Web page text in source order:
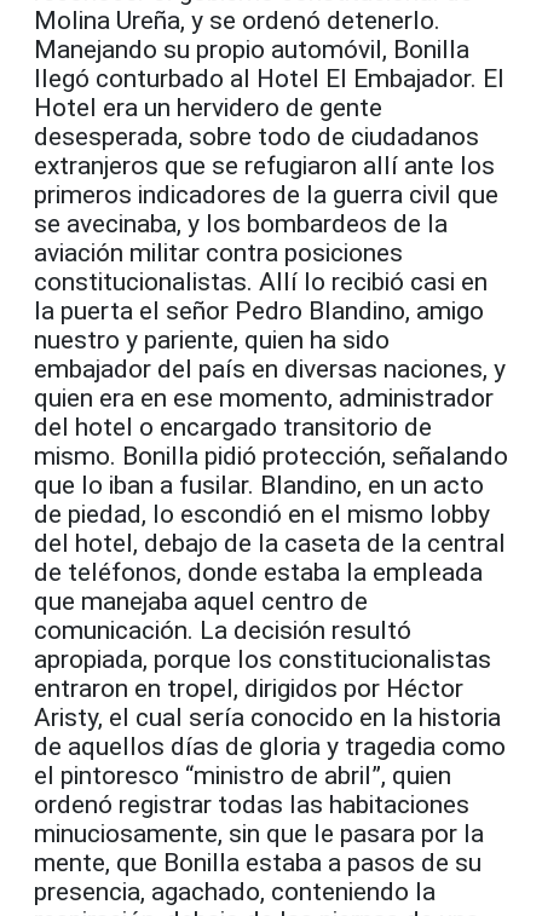
Molina Ureña, y se ordenó detenerlo.
Manejando su propio automóvil, Bonilla
llegó conturbado al Hotel El Embajador. El
Hotel era un hervidero de gente
desesperada, sobre todo de ciudadanos
extranjeros que se refugiaron allí ante los
primeros indicadores de la guerra civil que
se avecinaba, y los bombardeos de la
aviación militar contra posiciones
constitucionalistas. Allí lo recibió casi en
la puerta el señor Pedro Blandino, amigo
nuestro y pariente, quien ha sido
embajador del país en diversas naciones, y
quien era en ese momento, administrador
del hotel o encargado transitorio de
mismo. Bonilla pidió protección, señalando
que lo iban a fusilar. Blandino, en un acto
de piedad, lo escondió en el mismo lobby
del hotel, debajo de la caseta de la central
de teléfonos, donde estaba la empleada
que manejaba aquel centro de
comunicación. La decisión resultó
apropiada, porque los constitucionalistas
entraron en tropel, dirigidos por Héctor
Aristy, el cual sería conocido en la historia
de aquellos días de gloria y tragedia como
el pintoresco “ministro de abril”, quien
ordenó registrar todas las habitaciones
minuciosamente, sin que le pasara por la
mente, que Bonilla estaba a pasos de su
presencia, agachado, conteniendo la